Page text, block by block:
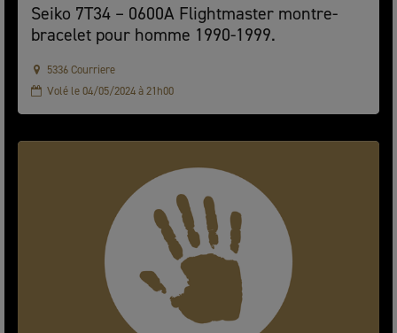
Seiko 7T34 – 0600A Flightmaster montre-
bracelet pour homme 1990-1999.
5336 Courriere
Volé le 04/05/2024 à 21h00